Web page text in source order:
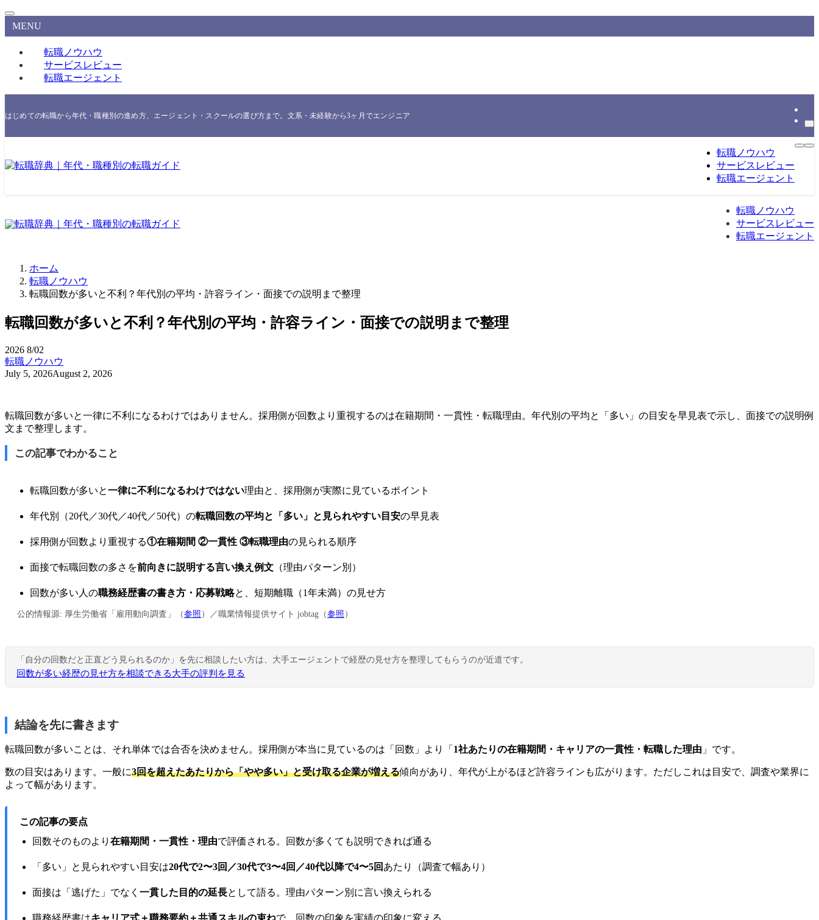
MENU
転職ノウハウ
サービスレビュー
転職エージェント
はじめての転職から年代・職種別の進め方、エージェント・スクールの選び方まで。文系・未経験から3ヶ月でエンジニア転職したNakataが、実際に使った一次情報をもとに整理する転職総合メディアです。
転職ノウハウ
サービスレビュー
転職エージェント
転職ノウハウ
サービスレビュー
転職エージェント
ホーム
転職ノウハウ
転職回数が多いと不利？年代別の平均・許容ライン・面接での説明まで整理
転職回数が多いと不利？年代別の平均・許容ライン・面接での説明まで整理
2026 8/02
転職ノウハウ
July 5, 2026August 2, 2026
転職回数が多いと一律に不利になるわけではありません。採用側が回数より重視するのは在籍期間・一貫性・転職理由。年代別の平均と「多い」の目安を早見表で示し、面接での説明例
文まで整理します。
この記事でわかること
転職回数が多いと一律に不利になるわけではない理由と、採用側が実際に見ているポイント
年代別（20代／30代／40代／50代）の転職回数の平均と「多い」と見られやすい目安の早見表
採用側が回数より重視する①在籍期間 ②一貫性 ③転職理由の見られる順序
面接で転職回数の多さを前向きに説明する言い換え例文（理由パターン別）
回数が多い人の職務経歴書の書き方・応募戦略と、短期離職（1年未満）の見せ方
公的情報源: 厚生労働省「雇用動向調査」（参照）／職業情報提供サイト jobtag（参照）
「自分の回数だと正直どう見られるのか」を先に相談したい方は、大手エージェントで経歴の見せ方を整理してもらうのが近道です。
回数が多い経歴の見せ方を相談できる大手の評判を見る
結論を先に書きます
転職回数が多いことは、それ単体では合否を決めません。採用側が本当に見ているのは「回数」より「 1社あたりの在籍期間・キャリアの一貫性・転職した理由 」です。
数の目安はあります。一般に3回を超えたあたりから「やや多い」と受け取る企業が増える傾向があり、年代が上がるほど許容ラインも広がります。ただしこれは目安で、調査や業界に
よって幅があります。
この記事の要点
回数そのものより 在籍期間・一貫性・理由で評価される。回数が多くても説明できれば通る
「多い」と見られやすい目安は20代で2〜3回／30代で3〜4回／40代以降で4〜5回 あたり（調査で幅あり）
面接は「逃げた」でなく 一貫した目的の延長として語る。理由パターン別に言い換えられる
職務経歴書はキャリア式＋職務要約＋共通スキルの束ねで、回数の印象を実績の印象に変える